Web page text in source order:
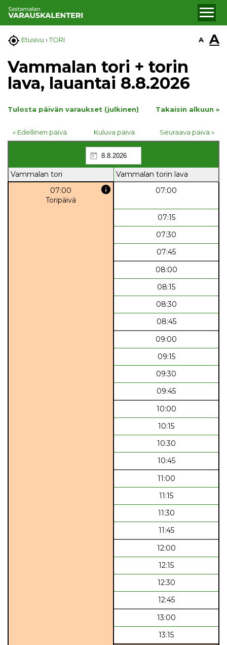
 Etusivu ›TORI A A
Vammalan tori + torin
lava, lauantai 8.8.2026
Takaisin alkuun »
Tulosta päivän varaukset (julkinen)
« Edellinen päivä Kuluva päivä Seuraava päivä »
Vammalan tori
Vammalan torin lava
07:00
info
Toripäivä
07:00
07:15
07:30
07:45
08:00
08:15
08:30
08:45
09:00
09:15
09:30
09:45
10:00
10:15
10:30
10:45
11:00
11:15
11:30
11:45
12:00
12:15
12:30
12:45
13:00
13:15